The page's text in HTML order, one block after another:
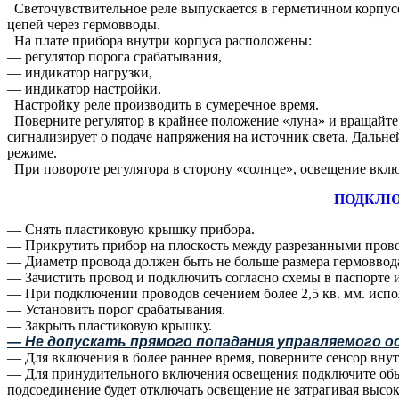
Светочувствительное реле выпускается в герметичном
цепей через гермовводы.
На плате прибора внутри корпуса расположены:
― регулятор порога срабатывания,
― индикатор нагрузки,
― индикатор настройки.
Настройку реле производить в сумеречное время.
Поверните регулятор в крайнее положение «луна» и
сигнализирует о подаче напряжения на источник света.
режиме.
При повороте регулятора в сторону «солнце», освещение
― Снять пластиковую крышку прибора.
― Прикрутить прибор на плоскость между разрезанными
― Диаметр провода должен быть не больше размера
― Зачистить провод и подключить согласно схемы в паспорте
― При подключении проводов сечением более 2,5 кв. мм.
― Установить порог срабатывания.
― Закрыть пластиковую крышку.
― Не допускать прямого попадания управляемого
― Для включения в более раннее время, поверните сенсор
― Для принудительного включения освещения подключите
подсоединение будет отключать освещение не затрагивая